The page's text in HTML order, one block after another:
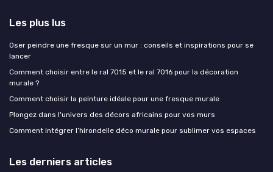
Les plus lus
Oser peindre une fresque sur un mur : conseils et inspirations pour se
lancer
Comment choisir entre le ral 7015 et le ral 7016 pour la décoration
murale ?
Comment choisir la peinture idéale pour une fresque murale
Plongez dans l'univers des décors africains pour vos murs
Comment intégrer l’hirondelle déco murale pour sublimer vos espaces
Les derniers articles